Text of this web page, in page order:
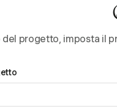
del progetto, imposta il